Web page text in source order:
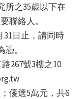
所之35歲以下在
聯絡人。
31日止，請同時
。
267號3樓之10
優選5萬元，共6